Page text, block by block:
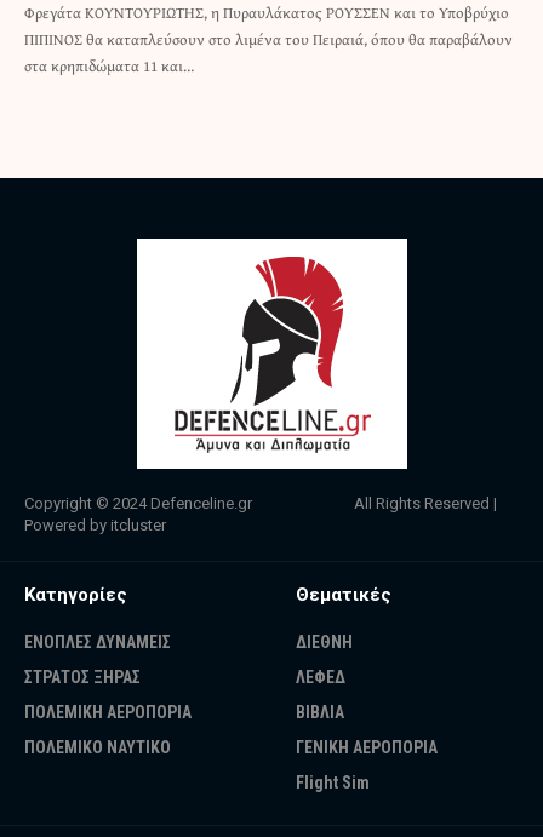
Φρεγάτα ΚΟΥΝΤΟΥΡΙΩΤΗΣ, η Πυραυλάκατος ΡΟΥΣΣΕΝ και το Υποβρύχιο
ΠΙΠΙΝΟΣ θα καταπλεύσουν στο λιμένα του Πειραιά, όπου θα παραβάλουν
στα κρηπιδώματα 11 και…
Copyright © 2024 Defenceline.gr All Rights Reserved |
Powered by itcluster
Κατηγορίες
ΕΝΟΠΛΕΣ ΔΥΝΑΜΕΙΣ
ΣΤΡΑΤΟΣ ΞΗΡΑΣ
ΠΟΛΕΜΙΚΗ ΑΕΡΟΠΟΡΙΑ
ΠΟΛΕΜΙΚΟ ΝΑΥΤΙΚΟ
Θεματικές
ΔΙΕΘΝΗ
ΛΕΦΕΔ
ΒΙΒΛΙΑ
ΓΕΝΙΚΗ ΑΕΡΟΠΟΡΙΑ
Flight Sim